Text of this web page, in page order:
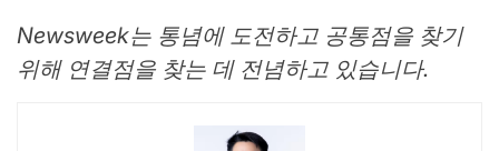
Newsweek는 통념에 도전하고 공통점을 찾기
위해 연결점을 찾는 데 전념하고 있습니다.